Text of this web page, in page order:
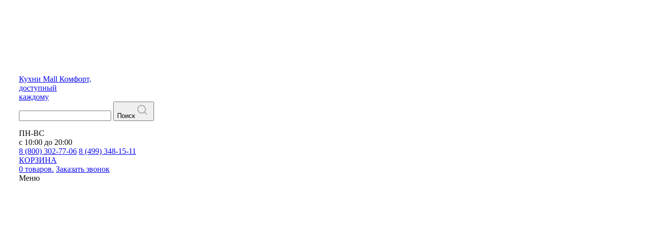
Кухни Mall Комфорт,
доступный
каждому
Поиск
ПН-ВС
с 10:00 до 20:00
8 (800) 302-77-06 8 (499) 348-15-11
КОРЗИНА
0 товаров. Заказать звонок
Меню